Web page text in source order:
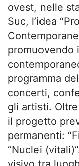
ovest, nelle
Suc, l’idea
promuovendo
programma
concerti,
gli artisti.
il progetto
permanenti:
“Nuclei